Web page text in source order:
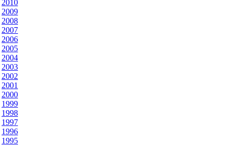
2010
2009
2008
2007
2006
2005
2004
2003
2002
2001
2000
1999
1998
1997
1996
1995